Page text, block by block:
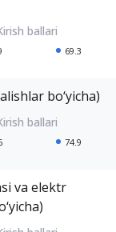
69.3
bo‘yicha)
74.9
va elektr